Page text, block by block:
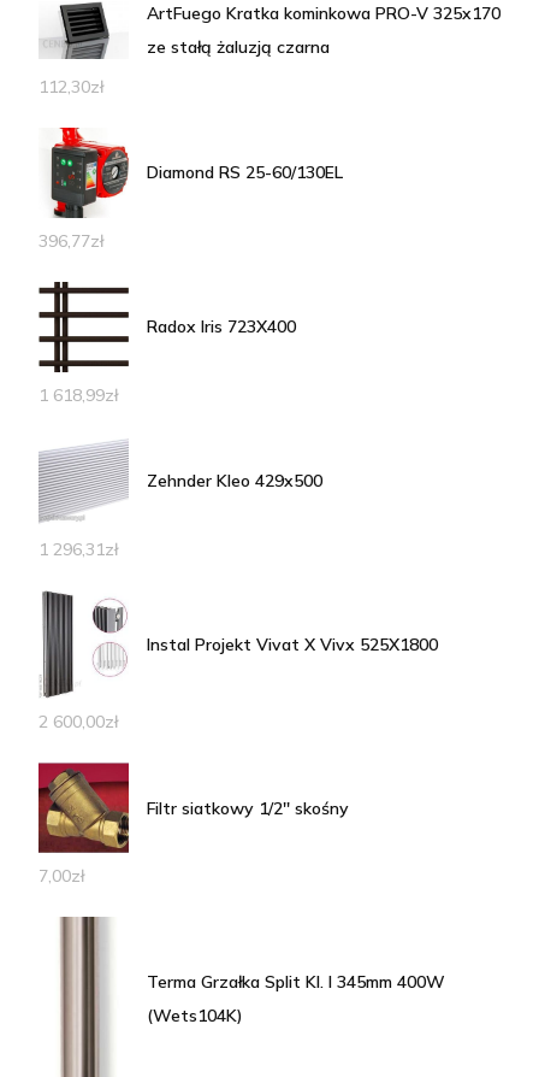
ArtFuego Kratka kominkowa PRO-V 325x170
ze stałą żaluzją czarna
112,30zł
Diamond RS 25-60/130EL
396,77zł
Radox Iris 723X400
1 618,99zł
Zehnder Kleo 429x500
1 296,31zł
Instal Projekt Vivat X Vivx 525X1800
2 600,00zł
Filtr siatkowy 1/2'' skośny
7,00zł
Terma Grzałka Split Kl. I 345mm 400W
(Wets104K)